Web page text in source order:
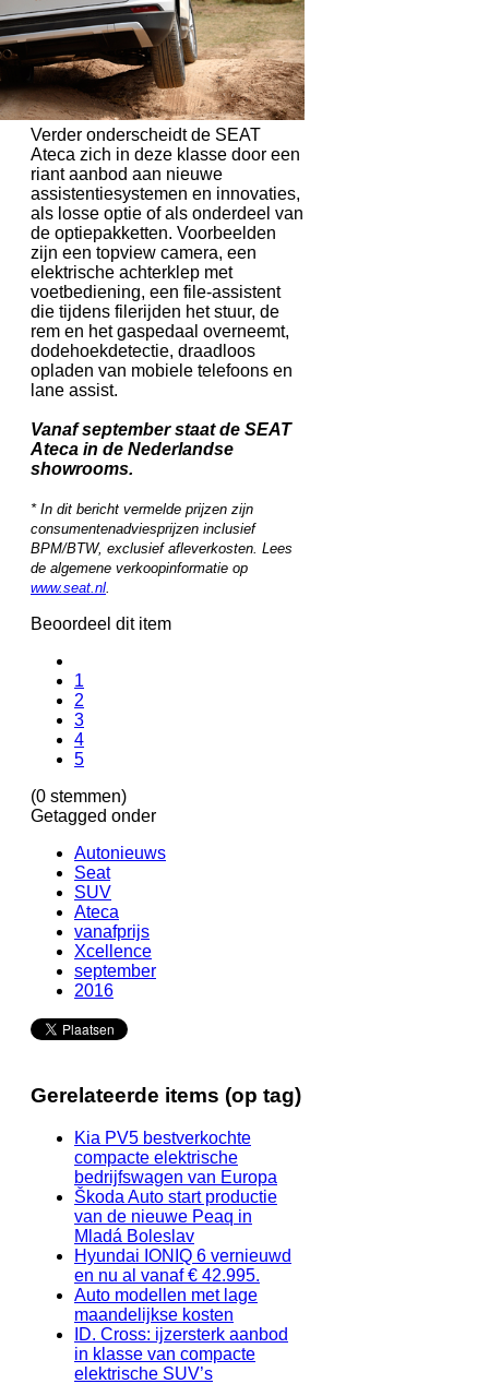
Verder onderscheidt de SEAT
Ateca zich in deze klasse door een
riant aanbod aan nieuwe
assistentiesystemen en innovaties,
als losse optie of als onderdeel van
de optiepakketten. Voorbeelden
zijn een topview camera, een
elektrische achterklep met
voetbediening, een file-assistent
die tijdens filerijden het stuur, de
rem en het gaspedaal overneemt,
dodehoekdetectie, draadloos
opladen van mobiele telefoons en
lane assist.
Vanaf september staat de SEAT
Ateca in de Nederlandse
showrooms.
* In dit bericht vermelde prijzen zijn
consumentenadviesprijzen inclusief
BPM/BTW, exclusief afleverkosten. Lees
de algemene verkoopinformatie op
www.seat.nl
Beoordeel dit item
1
2
3
4
5
(0 stemmen)
Getagged onder
Autonieuws
Seat
SUV
Ateca
vanafprijs
Xcellence
september
2016
Gerelateerde items (op tag)
Kia PV5 bestverkochte
compacte elektrische
bedrijfswagen van Europa
Škoda Auto start productie
van de nieuwe Peaq in
Mladá Boleslav
Hyundai IONIQ 6 vernieuwd
en nu al vanaf € 42.995.
Auto modellen met lage
maandelijkse kosten
ID. Cross: ijzersterk aanbod
in klasse van compacte
elektrische SUV’s